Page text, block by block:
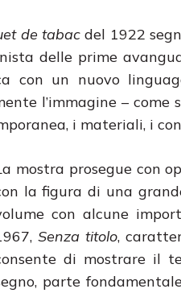
de tabac del 1922
delle prime
con un nuovo
l’immagine –
i materiali, i
mostra prosegue con
la figura di una
con alcune
Senza titolo,
di mostrare il
parte